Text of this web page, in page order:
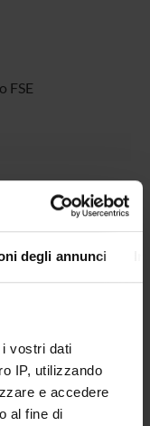
degli annunci
vostri dati
IP, utilizzando
e accedere
al fine di
FSE